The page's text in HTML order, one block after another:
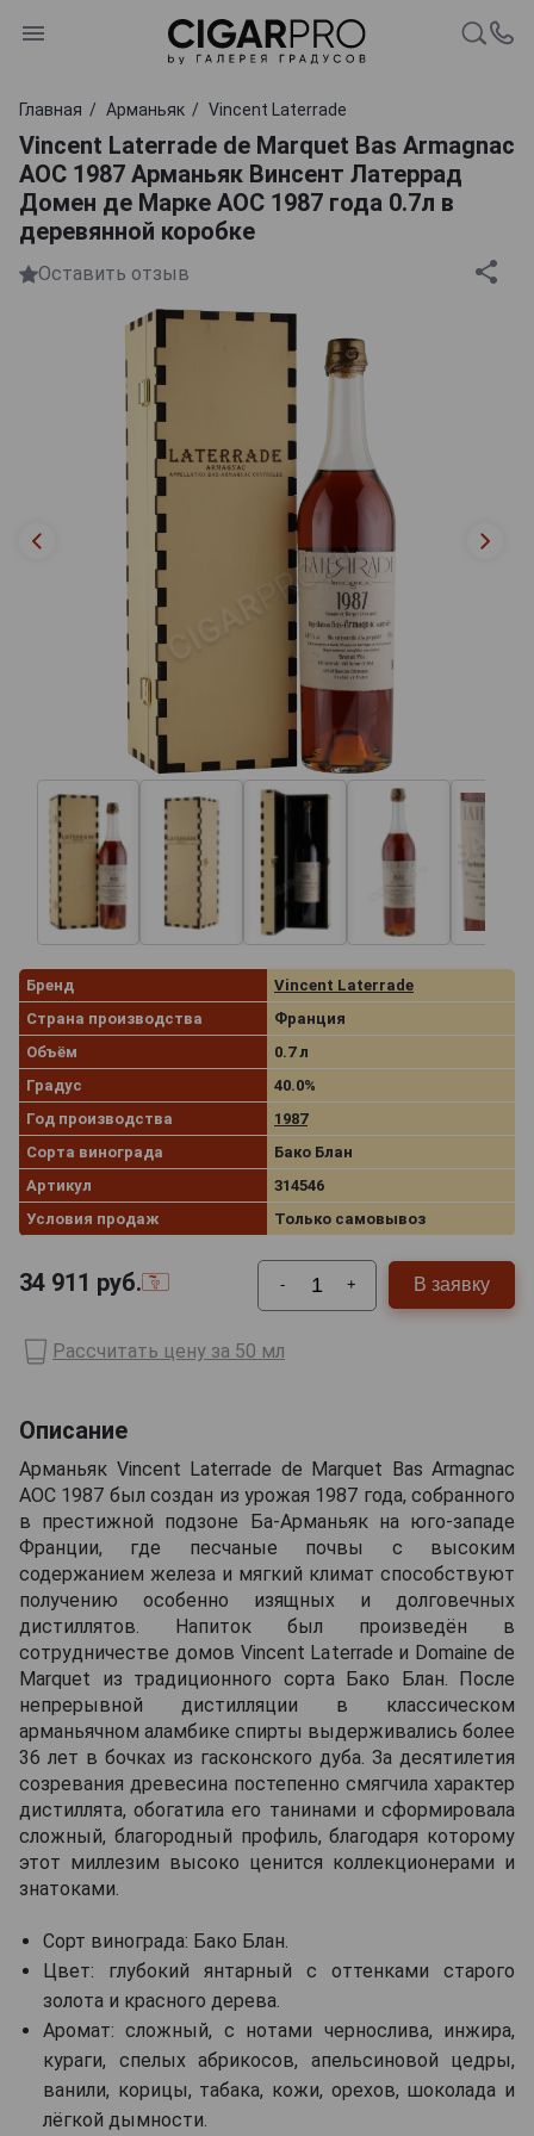
Главная Арманьяк Vincent Laterrade
Vincent Laterrade de Marquet Bas Armagnac
AOC 1987 Арманьяк Винсент Латеррад
Домен де Марке АОС 1987 года 0.7л в
деревянной коробке
Оставить отзыв
Бренд
Vincent Laterrade
Страна производства
Франция
Объём
0.7 л
Градус
40.0%
Год производства
1987
Сорта винограда
Бако Блан
Артикул
314546
Условия продаж
Только самовывоз
34 911 руб. - + В заявку
Рассчитать цену за 50 мл
Описание
Арманьяк Vincent Laterrade de Marquet Bas Armagnac
AOC 1987 был создан из урожая 1987 года, собранного
в престижной подзоне Ба-Арманьяк на юго-западе
Франции, где песчаные почвы с высоким
содержанием железа и мягкий климат способствуют
получению особенно изящных и долговечных
дистиллятов. Напиток был произведён в
сотрудничестве домов Vincent Laterrade и Domaine de
Marquet из традиционного сорта Бако Блан. После
непрерывной дистилляции в классическом
арманьячном аламбике спирты выдерживались более
36 лет в бочках из гасконского дуба. За десятилетия
созревания древесина постепенно смягчила характер
дистиллята, обогатила его танинами и сформировала
сложный, благородный профиль, благодаря которому
этот миллезим высоко ценится коллекционерами и
знатоками.
Сорт винограда: Бако Блан.
Цвет: глубокий янтарный с оттенками старого
золота и красного дерева.
Аромат: сложный, с нотами чернослива, инжира,
кураги, спелых абрикосов, апельсиновой цедры,
ванили, корицы, табака, кожи, орехов, шоколада и
лёгкой дымности.